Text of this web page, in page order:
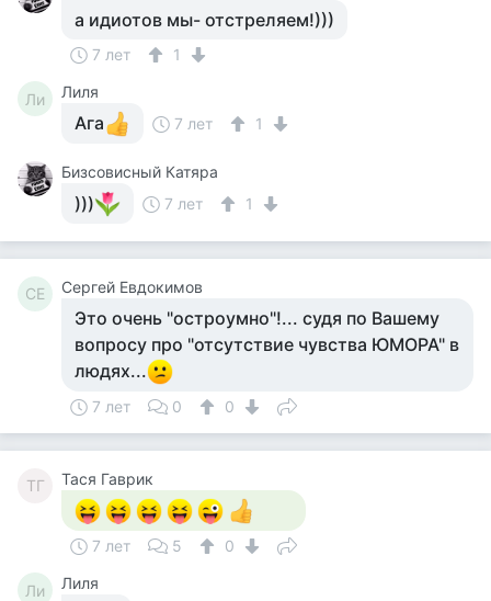
а идиотов мы- отстреляем!)))
7 лет 1
Ли Лиля
Ага 7 лет 1
Бизсовисный Катяра
))) 7 лет 1
СЕ Сергей Евдокимов
Это очень "остроумно"!... судя по Вашему
вопросу про "отсутствие чувства ЮМОРА" в
людях...
7 лет 0 0
ТГ Тася Гаврик
7 лет 5 0
Ли Лиля